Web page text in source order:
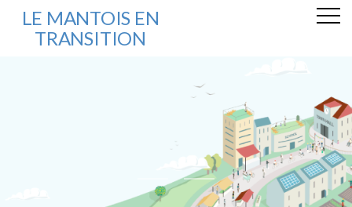
LE MANTOIS EN
TRANSITION